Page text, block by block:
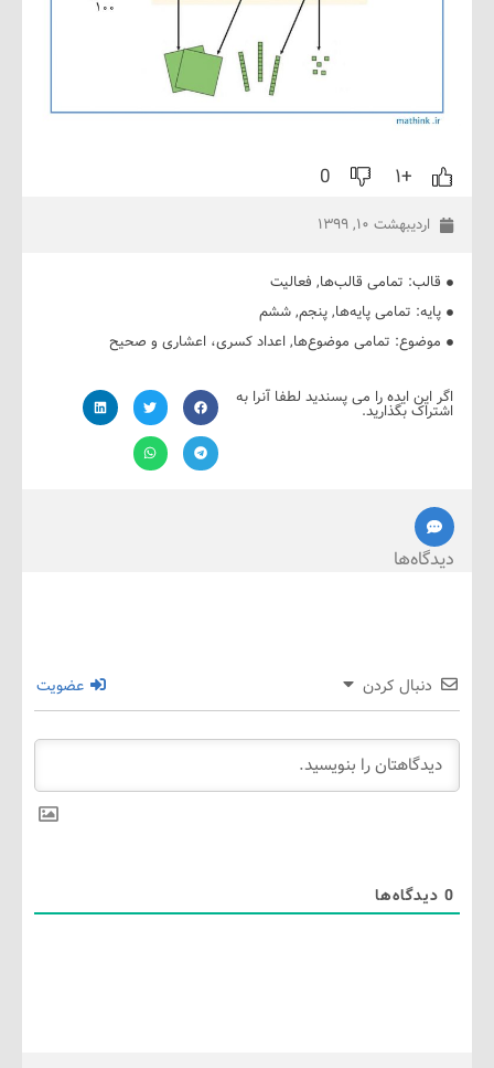
0
۱۰, ۱۳۹۹
تمامی قالب‌ها,فعالیت
تمامی پایه‌ها,پنجم,ششم
تمامی موضوع‌ها, اعداد کسری، اعشاری و صحیح
ایده را می پسندید لطفا آنرا به
بگذارید.
کردن عضویت